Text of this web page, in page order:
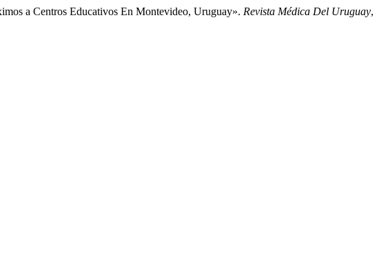
a Centros Educativos En Montevideo, Uruguay». Revista Médica Del Uruguay,